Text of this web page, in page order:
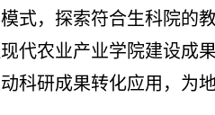
式，探索符合生科院的
代农业产业学院建设成
科研成果转化应用，为